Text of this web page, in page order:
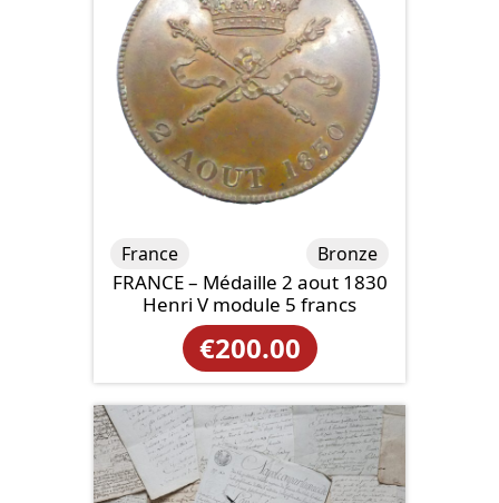
FRANCE – Médaille 2 aout 1830
Henri V module 5 francs
€200.00
France Bronze